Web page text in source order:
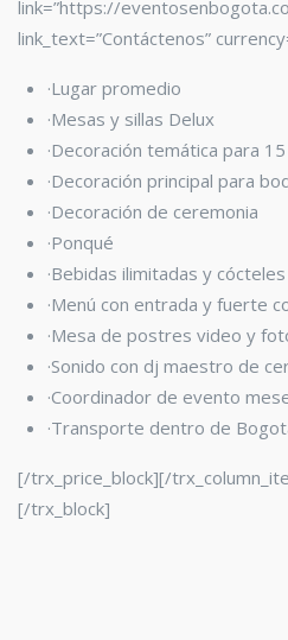
link=”https://
link_text=”Contáctenos”
·Lugar promedio
·Mesas y sillas Delux
·Decoración temática para 15
·Decoración principal para
·Decoración de ceremonia
·Ponqué
·Bebidas ilimitadas y cócteles
·Menú con entrada y fuerte
·Mesa de postres video y
·Sonido con dj maestro de
·Coordinador de evento
·Transporte dentro de
[/trx_price_block][/
[/trx_block]